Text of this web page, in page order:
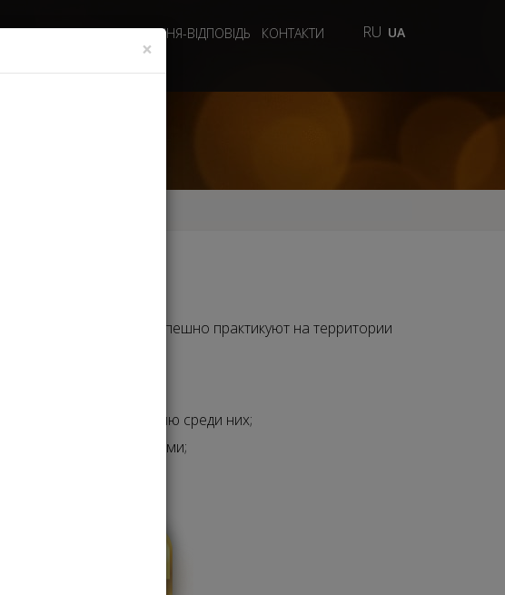
ЗМІ ТА ВІДЕО ПИТАННЯ-ВІДПОВІДЬ КОНТАКТИ RU UA
хирурги, которые успешно практикуют на территории
безупречную репутацию среди них;
материалами;
×